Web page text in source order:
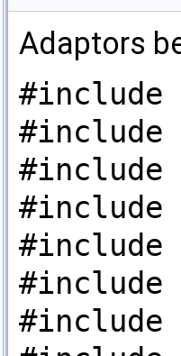
Adaptors
#include
#include
#include
#include
#include
#include
#include